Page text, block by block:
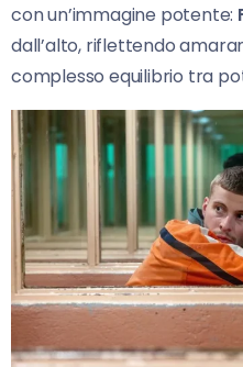
con un’immagine potente:
dall’alto, riflettendo
complesso equilibrio tra